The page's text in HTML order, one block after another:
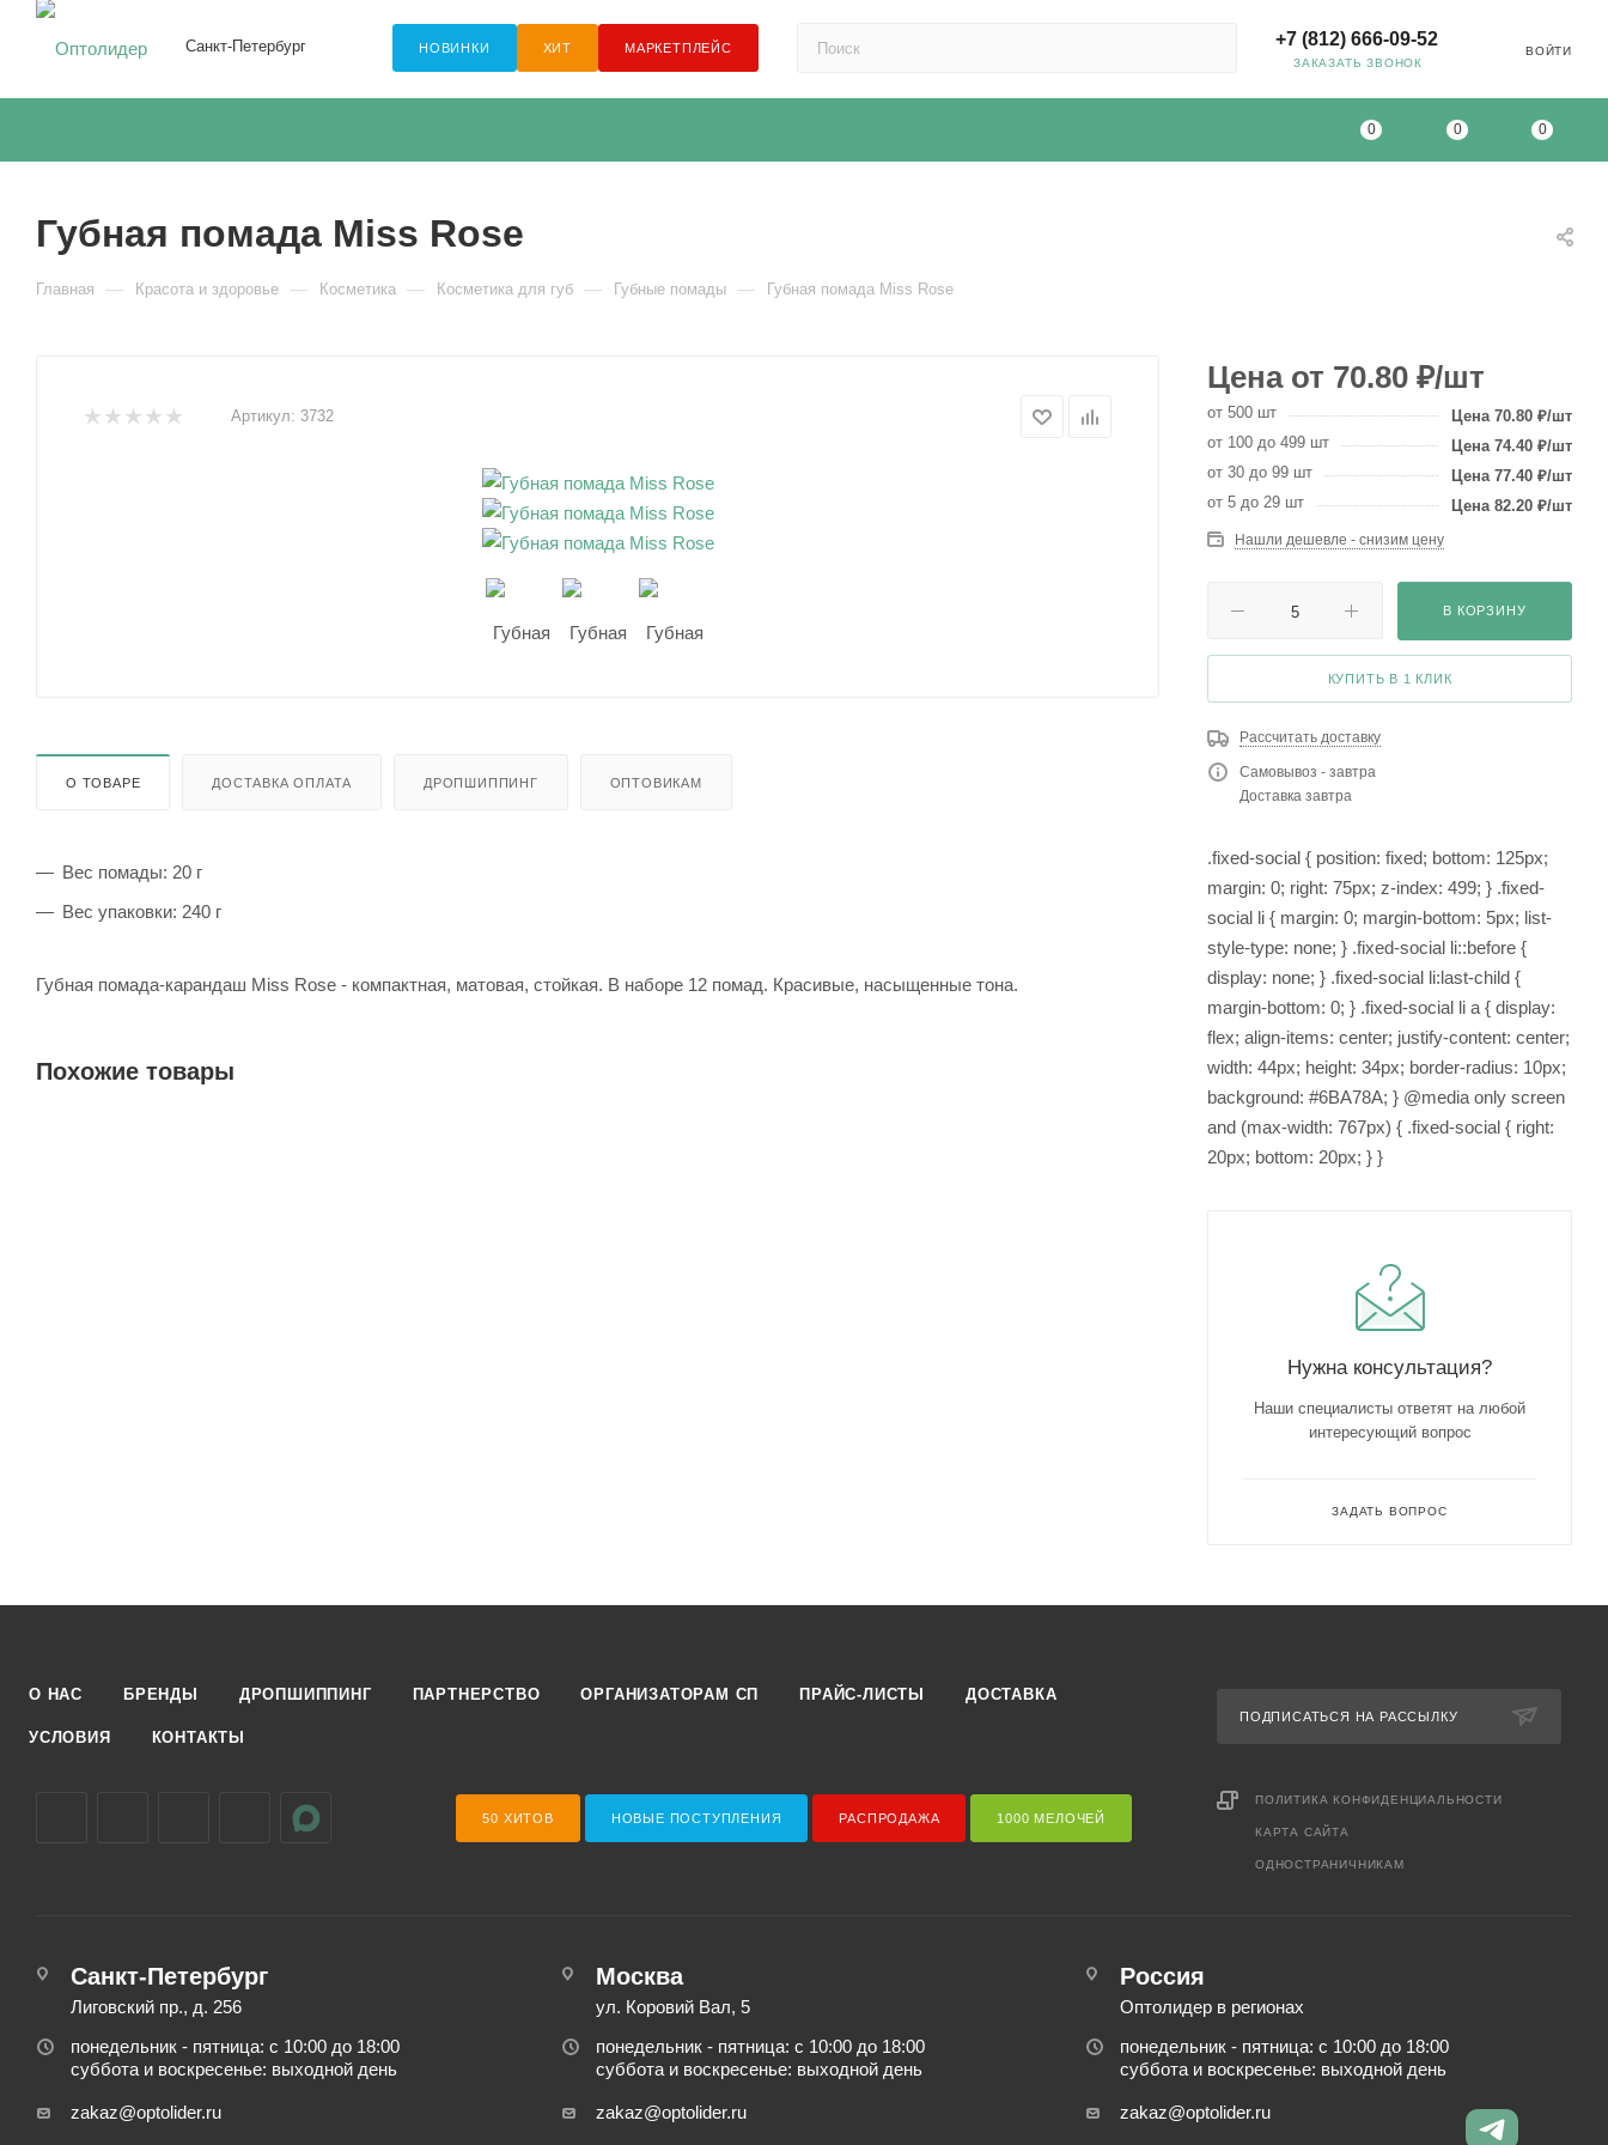
Санкт-Петербург НОВИНКИ ХИТ МАРКЕТПЛЕЙС +7 (812) 666-09-52
ЗАКАЗАТЬ ЗВОНОК
ВОЙТИ
0 0 0
Губная помада Miss Rose
Главная — Красота и здоровье — Косметика — Косметика для губ — Губные помады — Губная помада Miss Rose
Артикул: 3732
О ТОВАРЕ ДОСТАВКА ОПЛАТА ДРОПШИППИНГ ОПТОВИКАМ
Вес помады: 20 г
Вес упаковки: 240 г
Губная помада-карандаш Miss Rose - компактная, матовая, стойкая. В наборе 12 помад. Красивые, насыщенные тона.
Похожие товары
от 70.80 ₽/шт
от 500 шт 70.80 ₽/шт
от 100 до 499 шт
74.40 ₽/шт
от 30 до 99 шт
77.40 ₽/шт
от 5 до 29 шт
82.20 ₽/шт
Нашли дешевле - снизим цену
В КОРЗИНУ
КУПИТЬ В 1 КЛИК
Рассчитать доставку
Самовывоз - завтра
Доставка завтра
Нужна консультация?
Наши специалисты ответят на любой
интересующий вопрос
ЗАДАТЬ ВОПРОС
О НАС БРЕНДЫ ДРОПШИППИНГ ПАРТНЕРСТВО ОРГАНИЗАТОРАМ СП ПРАЙС-ЛИСТЫ ДОСТАВКА
УСЛОВИЯ КОНТАКТЫ
50 ХИТОВ НОВЫЕ ПОСТУПЛЕНИЯ РАСПРОДАЖА 1000 МЕЛОЧЕЙ
ПОДПИСАТЬСЯ НА РАССЫЛКУ
ПОЛИТИКА КОНФИДЕНЦИАЛЬНОСТИ
КАРТА САЙТА
ОДНОСТРАНИЧНИКАМ
Санкт-Петербург
Лиговский пр., д. 256
понедельник - пятница: с 10:00 до 18:00
суббота и воскресенье: выходной день
zakaz@optolider.ru
Москва
ул. Коровий Вал, 5
понедельник - пятница: с 10:00 до 18:00
суббота и воскресенье: выходной день
zakaz@optolider.ru
Россия
Оптолидер в регионах
понедельник - пятница: с 10:00 до 18:00
суббота и воскресенье: выходной день
zakaz@optolider.ru